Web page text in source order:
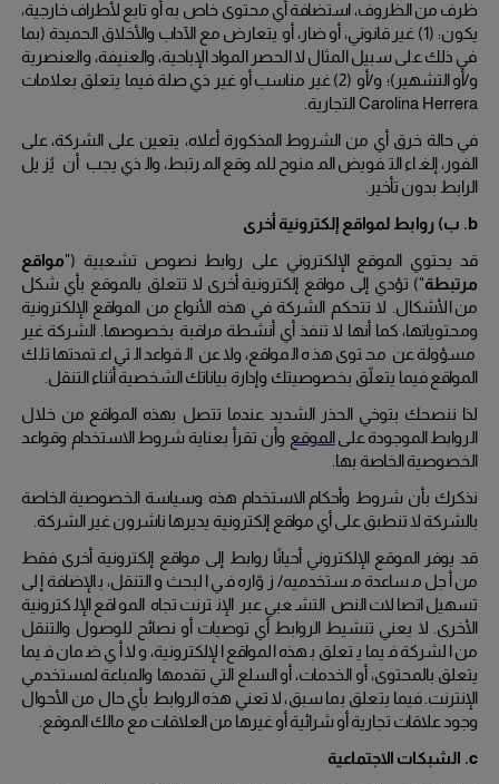
ظرف من الظروف، استضافة أي محتوى خاص به أو تابع لأطراف خارجية،
يكون: (1) غير قانوني، أو ضار، أو يتعارض مع الآداب والأخلاق الحميدة (بما
في ذلك على سبيل المثال لا الحصر المواد الإباحية، والعنيفة، والعنصرية
و/أو التشهير)؛ و/أو (2) غير مناسب أو غير ذي صلة فيما يتعلق بعلامات
Carolina Herreraالتجارية.
في حالة خرق أي من الشروط المذكورة أعلاه، يتعين على الشركة، على
الفور، إلغاء التفويض الممنوح للموقع المرتبط، والذي يجب أن يُزيل
الرابط بدون تأخير.
b. ب) روابط لمواقع إلكترونية أخرى
قد يحتوي الموقع الإلكتروني على روابط نصوص تشعبية ("مواقع
مرتبطة") تؤدي إلى مواقع إلكترونية أخرى لا تتعلق بالموقع بأي شكل
من الأشكال.
لا تتحكم الشركة في هذه الأنواع من المواقع الإلكترونية
ومحتوياتها، كما أنها لا تنفذ أي أنشطة مراقبة بخصوصها.
الشركة غير
مسؤولة عن محتوى هذه المواقع، ولا عن القواعد التي اعتمدتها تلك
المواقع فيما يتعلّق بخصوصيتك وإدارة بياناتك الشخصية أثناء التنقل.
لذا ننصحك بتوخي الحذر الشديد عندما تتصل بهذه المواقع من خلال
الروابط الموجودة على
الموقع وأن تقرأ بعناية شروط الاستخدام وقواعد
الخصوصية الخاصة بها.
نذكرك بأن شروط وأحكام الاستخدام هذه وسياسة الخصوصية الخاصة
بالشركة لا تنطبق على أي مواقع إلكترونية يديرها ناشرون غير الشركة.
قد يوفر الموقع الإلكتروني أحيانًا روابط إلى مواقع إلكترونية أخرى فقط
من أجل مساعدة مستخدميه/ زوّاره في البحث والتنقل، بالإضافة إلى
تسهيل اتصالات النص التشعبي عبر الإنترنت تجاه المواقع الإلكترونية
الأخرى.
لا يعني تنشيط الروابط أي توصيات أو نصائح للوصول والتنقل
من الشركة فيما يتعلق بهذه المواقع الإلكترونية، ولا أي ضمان فيما
يتعلق بالمحتوى، أو الخدمات، أو السلع التي تقدمها والمباعة لمستخدمي
الإنترنت. فيما يتعلق بما سبق، لا تعني هذه الروابط بأي حال من الأحوال
وجود علاقات تجارية أو شرائية أو غيرها من العلاقات مع مالك الموقع.
c. الشبكات الاجتماعية